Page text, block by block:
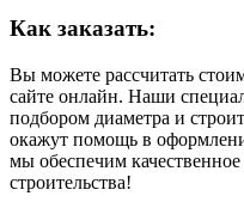
Как заказать:
Вы можете рассчитать
сайте онлайн. Наши
подбором диаметра и
окажут помощь в
мы обеспечим
строительства!